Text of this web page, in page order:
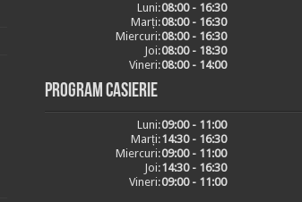
Luni:08:00 - 16:30
Marți:08:00 - 16:30
Miercuri:08:00 - 16:30
Joi:08:00 - 18:30
Vineri:08:00 - 14:00
Program casierie
Luni:09:00 - 11:00
Marți:14:30 - 16:30
Miercuri:09:00 - 11:00
Joi:14:30 - 16:30
Vineri:09:00 - 11:00